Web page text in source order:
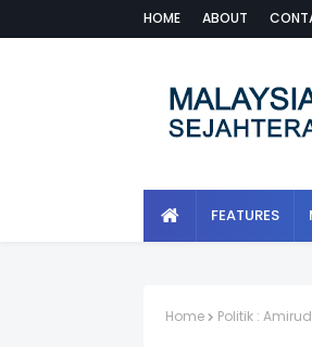
HOME ABOUT
FEATURES
Home Politik :